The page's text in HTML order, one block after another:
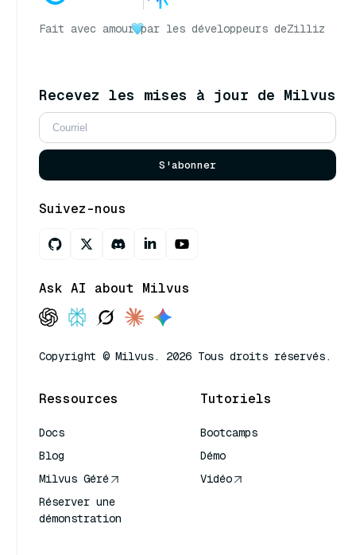
Fait avec amour par les développeurs deZilliz
Recevez les mises à jour de Milvus
S'abonner
Suivez-nous
Ask AI about Milvus
Copyright © Milvus. 2026 Tous droits réservés.
Ressources
Docs
Blog
Milvus Géré
Réserver une
démonstration
Tutoriels
Bootcamps
Démo
Vidéo